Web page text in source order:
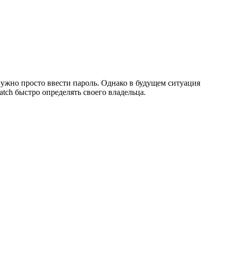
просто ввести пароль. Однако в будущем ситуация
быстро определять своего владельца.